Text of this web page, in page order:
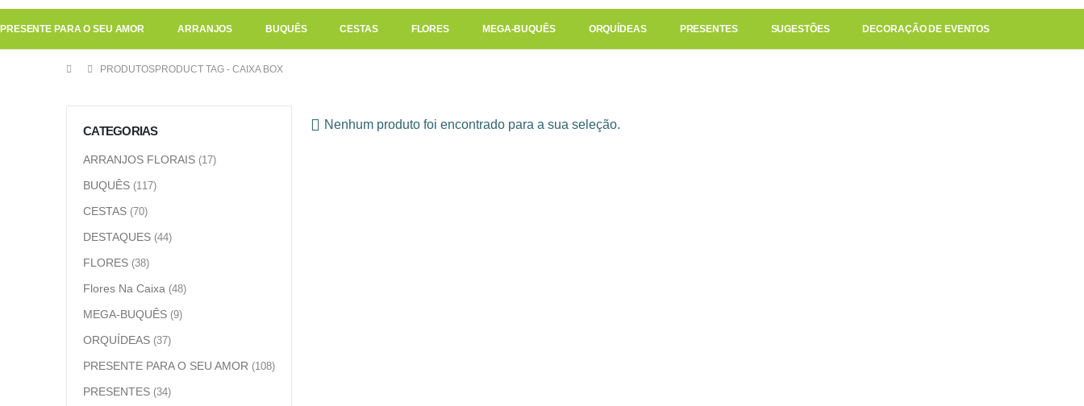
PRESENTE PARA O SEU AMOR ARRANJOS BUQUÊS CESTAS FLORES MEGA-BUQUÊS ORQUÍDEAS PRESENTES SUGESTÕES DECORAÇÃO DE EVENTOS
PRODUTOSPRODUCT TAG - CAIXA BOX
Nenhum produto foi encontrado para a sua seleção.
CATEGORIAS
ARRANJOS FLORAIS (17)
BUQUÊS (117)
CESTAS (70)
DESTAQUES (44)
FLORES (38)
Flores Na Caixa (48)
MEGA-BUQUÊS (9)
ORQUÍDEAS (37)
PRESENTE PARA O SEU AMOR (108)
PRESENTES (34)